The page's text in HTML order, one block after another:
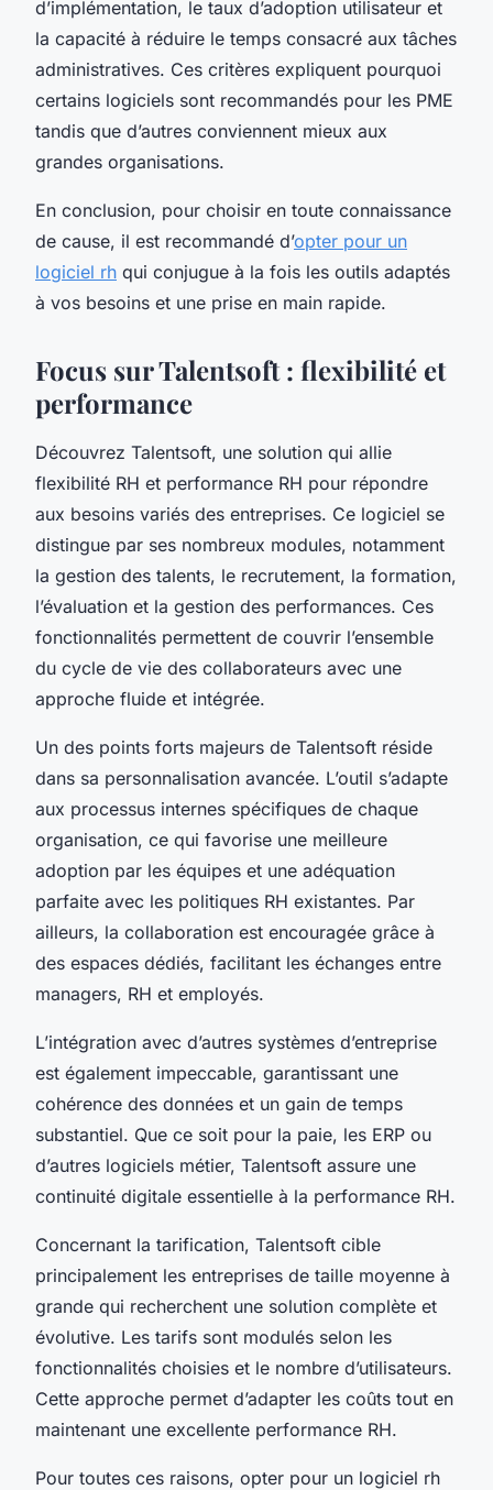
d’implémentation, le taux d’adoption utilisateur et
la capacité à réduire le temps consacré aux tâches
administratives. Ces critères expliquent pourquoi
certains logiciels sont recommandés pour les PME
tandis que d’autres conviennent mieux aux
grandes organisations.
En conclusion, pour choisir en toute connaissance
de cause, il est recommandé d’opter pour un
logiciel rh qui conjugue à la fois les outils adaptés
à vos besoins et une prise en main rapide.
Focus sur Talentsoft : flexibilité et
performance
Découvrez Talentsoft, une solution qui allie
flexibilité RH et performance RH pour répondre
aux besoins variés des entreprises. Ce logiciel se
distingue par ses nombreux modules, notamment
la gestion des talents, le recrutement, la formation,
l’évaluation et la gestion des performances. Ces
fonctionnalités permettent de couvrir l’ensemble
du cycle de vie des collaborateurs avec une
approche fluide et intégrée.
Un des points forts majeurs de Talentsoft réside
dans sa personnalisation avancée. L’outil s’adapte
aux processus internes spécifiques de chaque
organisation, ce qui favorise une meilleure
adoption par les équipes et une adéquation
parfaite avec les politiques RH existantes. Par
ailleurs, la collaboration est encouragée grâce à
des espaces dédiés, facilitant les échanges entre
managers, RH et employés.
L’intégration avec d’autres systèmes d’entreprise
est également impeccable, garantissant une
cohérence des données et un gain de temps
substantiel. Que ce soit pour la paie, les ERP ou
d’autres logiciels métier, Talentsoft assure une
continuité digitale essentielle à la performance RH.
Concernant la tarification, Talentsoft cible
principalement les entreprises de taille moyenne à
grande qui recherchent une solution complète et
évolutive. Les tarifs sont modulés selon les
fonctionnalités choisies et le nombre d’utilisateurs.
Cette approche permet d’adapter les coûts tout en
maintenant une excellente performance RH.
Pour toutes ces raisons, opter pour un logiciel rh